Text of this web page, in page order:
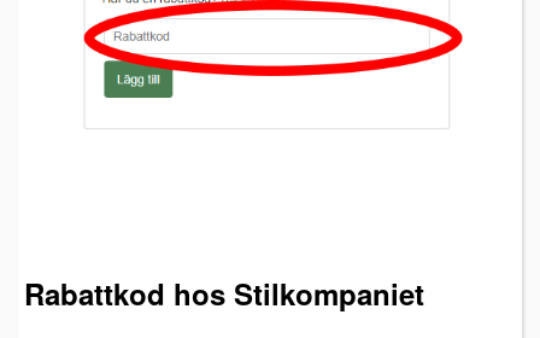
Rabattkod hos Stilkompaniet